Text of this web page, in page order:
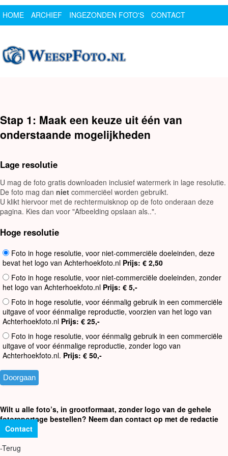
HOME ARCHIEF INGEZONDEN FOTO'S
CONTACT
Stap 1: Maak een keuze uit één van
onderstaande mogelijkheden
Lage resolutie
U mag de foto gratis downloaden inclusief watermerk in lage resolutie.
De foto mag dan niet commerciëel worden gebruikt.
U klikt hiervoor met de rechtermuisknop op de foto onderaan deze
pagina. Kies dan voor "Afbeelding opslaan als..".
Hoge resolutie
Foto in hoge resolutie, voor niet-commerciële doeleinden, deze
bevat het logo van Achterhoekfoto.nl Prijs: € 2,50
Foto in hoge resolutie, voor niet-commerciële doeleinden, zonder
het logo van Achterhoekfoto.nl Prijs: € 5,-
Foto in hoge resolutie, voor éénmalig gebruik in een commerciële
uitgave of voor éénmalige reproductie, voorzien van het logo van
Achterhoekfoto.nl Prijs: € 25,-
Foto in hoge resolutie, voor éénmalig gebruik in een commerciële
uitgave of voor éénmalige reproductie, zonder logo van
Achterhoekfoto.nl. Prijs: € 50,-
Wilt u alle foto’s, in grootformaat, zonder logo van de gehele
fotoreportage bestellen? Neem dan contact op met de redactie
Contact
-Terug